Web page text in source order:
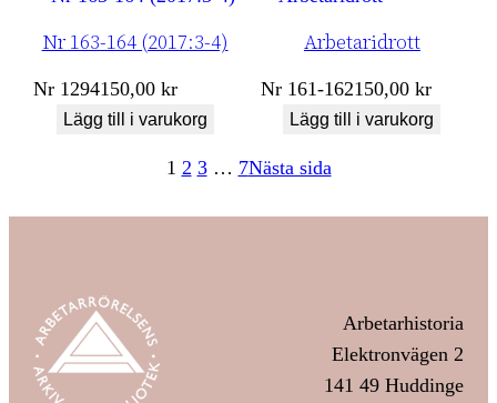
Nr 163-164 (2017:3-4)
Nr 1294150,00kr
Lägg till i varukorg
Arbetaridrott
Nr 161-162150,00kr
Lägg till i varukorg
1 2 3 … 7Nästa sida
Arbetarhistoria
Elektronvägen 2
141 49 Huddinge